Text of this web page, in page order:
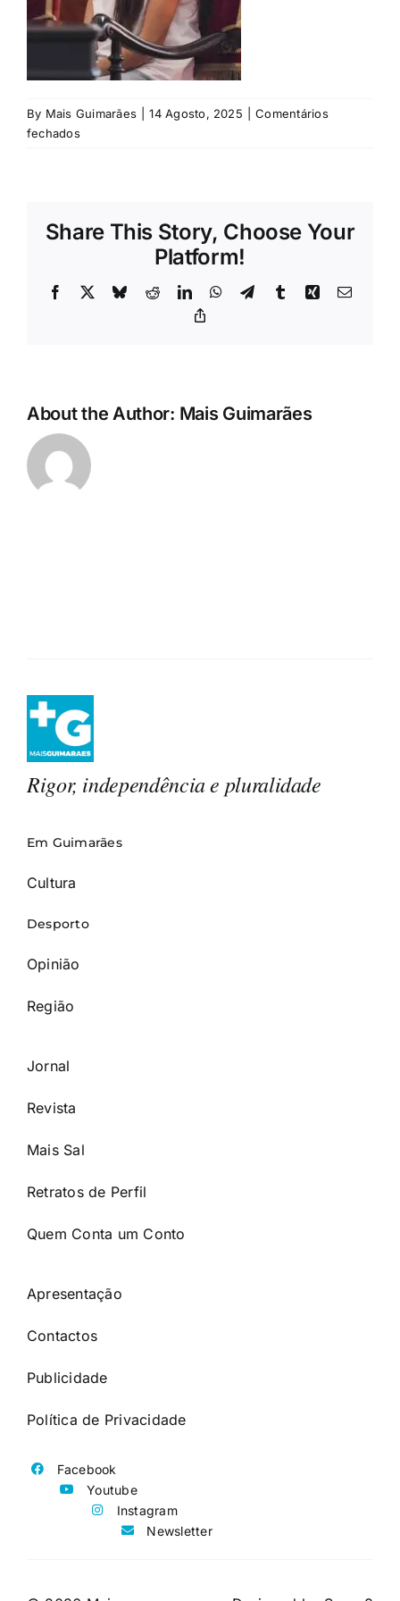
Rubricas
Revista
By Mais Guimarães 14 Agosto, 2025
Comentários
fechadosem
Share This Story, Choose Your
Platform!
Facebook BlueskyRedditLinkedInWhatsApp
TelegramTumblrXing Email
About the Author: Mais Guimarães
Rigor, independência e pluralidade
Em Guimarães
Cultura
Desporto
Opinião
Região
Jornal
Revista
Mais Sal
Retratos de Perfil
Quem Conta um Conto
Apresentação
Contactos
Publicidade
Política de Privacidade
Facebook
Youtube
Instagram
Newsletter